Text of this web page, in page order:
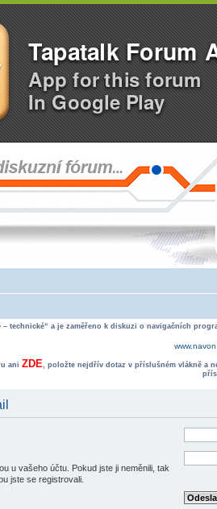
Tapatalk Forum
App for this forum
In Google Play
technické“ a je zaměřeno k diskuzi o navigačních
ani ZDE, položte nejdřív dotaz v příslušném vlákně a
u vašeho účtu. Pokud jste ji neměnili, tak
jste se registrovali.